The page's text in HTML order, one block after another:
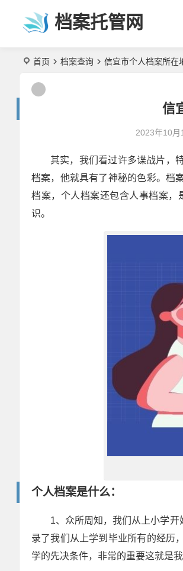
档案托管网
首页 档案查询 信宜市个人档案所在
信
2023年10
其实，我们看过许多谍战片，
档案，他就具有了神秘的色彩。档
档案，个人档案还包含人事档案，
识。
个人档案是什么：
1、众所周知，我们从上小学
录了我们从上学到毕业所有的经历
学的先决条件，非常的重要这就是我